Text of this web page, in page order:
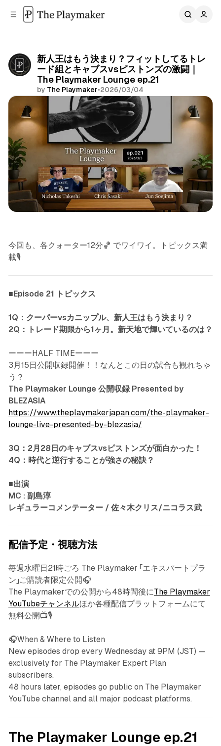
新人王はもう決まり？フィットしてるトレ
ード組とキャブスvsピストンズの激闘｜
The Playmaker Lounge ep.21
by The Playmaker•2026/03/04
The Playmaker Lounge
今回も、各クォーター12分🏀 でワイワイ。トピックス満
載🎙️
■Episode 21 トピックス
1Q：クーパーvsカニップル、新人王はもう決まり？
2Q：トレード期限から1ヶ月。新天地で輝いているのは？
ーーーHALF TIMEーーー
3月15日公開収録開催！！なんとこの日の試合も観れちゃ
う？
The Playmaker Lounge 公開収録 Presented by
BLEZASIA
https://www.theplaymakerjapan.com/the-playmaker-
lounge-live-presented-by-blezasia/
3Q：2月28日のキャブスvsピストンズが面白かった！
4Q：時代と逆行することが強さの秘訣？
■出演
MC : 副島淳
レギュラーコメンテーター / 佐々木クリス/ニコラス武
配信予定・視聴方法
毎週水曜日21時ごろ The Playmaker 「エキスパートプラ
ン」ご購読者限定公開🎧
The Playmakerでの公開から48時間後にThe Playmaker
YouTubeチャンネルほか各種配信プラットフォームにて
無料公開📺🎙️
🎧When & Where to Listen
New episodes drop every Wednesday at 9PM (JST) —
exclusively for The Playmaker Expert Plan
subscribers.
48 hours later, episodes go public on The Playmaker
YouTube channel and all major podcast platforms.
The Playmaker Lounge ep.21